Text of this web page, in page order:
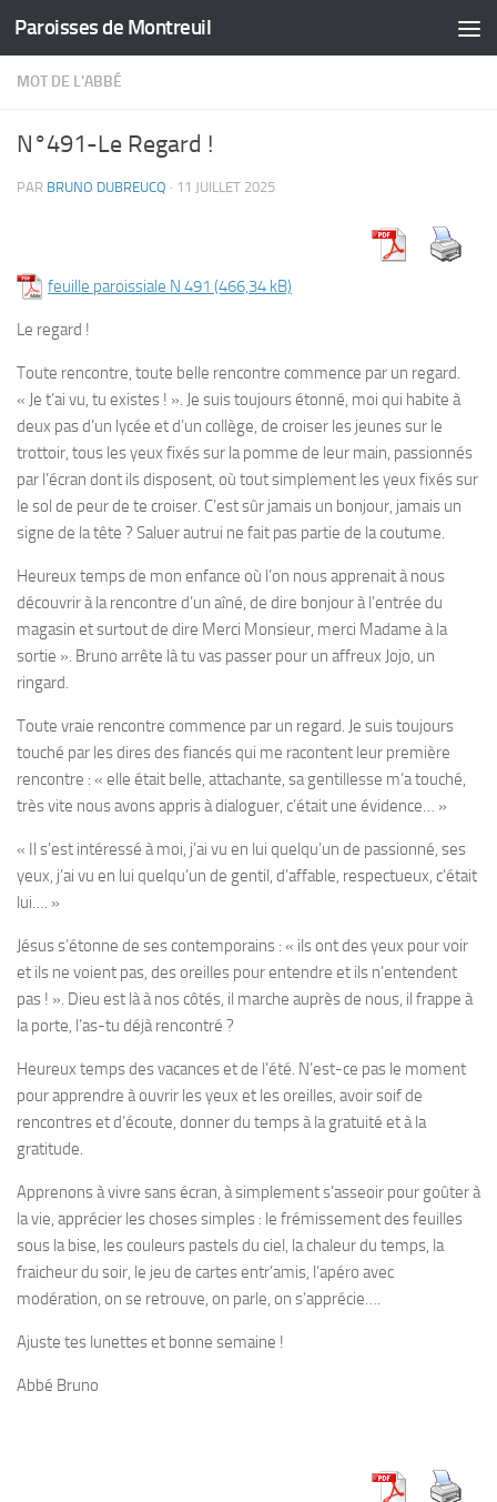
Skip to content
Paroisses de Montreuil
MOT DE L'ABBÉ
N°491-Le Regard !
PAR BRUNO DUBREUCQ · 11 JUILLET 2025
feuille paroissiale N 491
Le regard !
Toute rencontre, toute belle rencontre commence par un regard.
« Je t’ai vu, tu existes ! ». Je suis toujours étonné, moi qui habite à
deux pas d’un lycée et d’un collège, de croiser les jeunes sur le
trottoir, tous les yeux fixés sur la pomme de leur main, passionnés
par l’écran dont ils disposent, où tout simplement les yeux fixés sur
le sol de peur de te croiser. C’est sûr jamais un bonjour, jamais un
signe de la tête ? Saluer autrui ne fait pas partie de la coutume.
Heureux temps de mon enfance où l’on nous apprenait à nous
découvrir à la rencontre d’un aîné, de dire bonjour à l’entrée du
magasin et surtout de dire Merci Monsieur, merci Madame à la
sortie ». Bruno arrête là tu vas passer pour un affreux Jojo, un
ringard.
Toute vraie rencontre commence par un regard. Je suis toujours
touché par les dires des fiancés qui me racontent leur première
rencontre : « elle était belle, attachante, sa gentillesse m’a touché,
très vite nous avons appris à dialoguer, c’était une évidence… »
« Il s’est intéressé à moi, j’ai vu en lui quelqu’un de passionné, ses
yeux, j’ai vu en lui quelqu’un de gentil, d’affable, respectueux, c’était
lui…. »
Jésus s’étonne de ses contemporains : « ils ont des yeux pour voir
et ils ne voient pas, des oreilles pour entendre et ils n’entendent
pas ! ». Dieu est là à nos côtés, il marche auprès de nous, il frappe à
la porte, l’as-tu déjà rencontré ?
Heureux temps des vacances et de l’été. N’est-ce pas le moment
pour apprendre à ouvrir les yeux et les oreilles, avoir soif de
rencontres et d’écoute, donner du temps à la gratuité et à la
gratitude.
Apprenons à vivre sans écran, à simplement s’asseoir pour goûter à
la vie, apprécier les choses simples : le frémissement des feuilles
sous la bise, les couleurs pastels du ciel, la chaleur du temps, la
fraicheur du soir, le jeu de cartes entr’amis, l’apéro avec
modération, on se retrouve, on parle, on s’apprécie….
Ajuste tes lunettes et bonne semaine !
Abbé Bruno